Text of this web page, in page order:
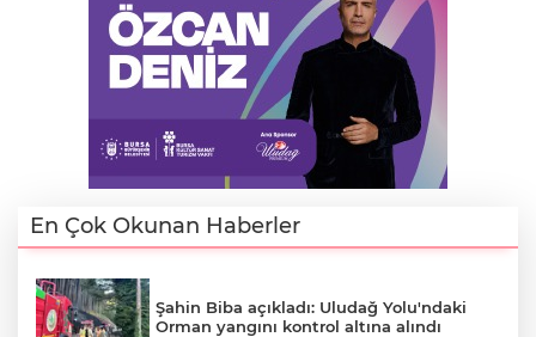
En Çok Okunan Haberler
Şahin Biba açıkladı: Uludağ Yolu'ndaki
Orman yangını kontrol altına alındı